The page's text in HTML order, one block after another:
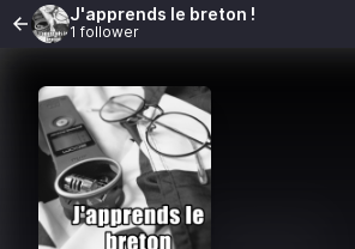
J'apprends le breton !
1 follower